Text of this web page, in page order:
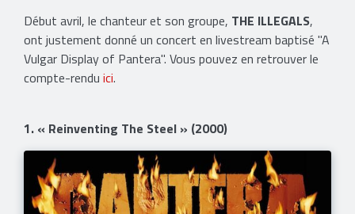
​Début avril, le chanteur et son groupe, THE ILLEGALS,
ont justement donné un concert en livestream baptisé "A
Vulgar Display of Pantera". Vous pouvez en retrouver le
compte-rendu ici.
1. « Reinventing The Steel » (2000)